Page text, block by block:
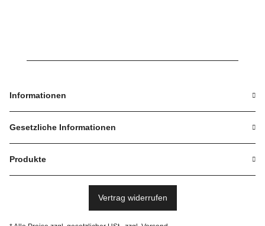
Informationen
Gesetzliche Informationen
Produkte
Vertrag widerrufen